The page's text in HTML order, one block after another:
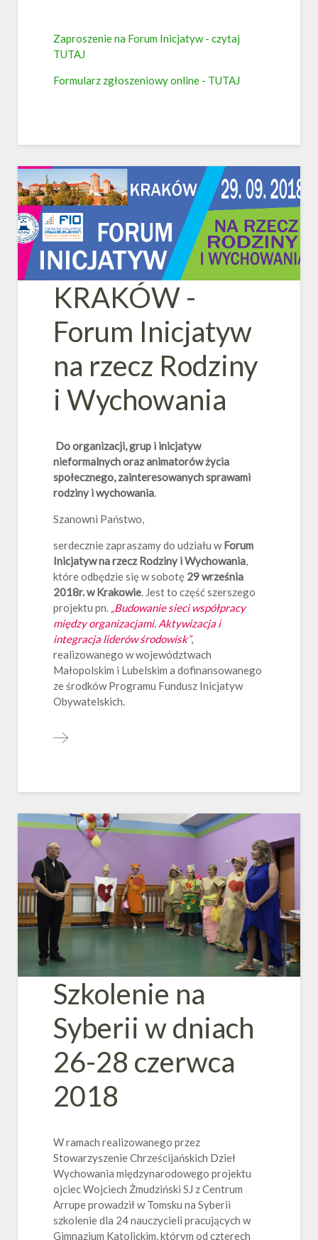
Zaproszenie na Forum Inicjatyw - czytaj
TUTAJ
Formularz zgłoszeniowy online - TUTAJ
KRAKÓW -
Forum Inicjatyw
na rzecz Rodziny
i Wychowania
Do organizacji, grup i inicjatyw
nieformalnych oraz animatorów życia
społecznego, zainteresowanych sprawami
rodziny i wychowania
Szanowni Państwo,
serdecznie zapraszamy do udziału wForum
Inicjatyw na rzecz Rodziny i Wychowania
które odbędzie się w sobotę 29 września
2018r. w Krakowie . Jest to część szerszego
projektu pn.
Budowanie sieci współpracy
między organizacjami. Aktywizacja i
integracja liderów środowisk”,
realizowanego w województwach
Małopolskim i Lubelskim a dofinansowanego
ze środków Programu Fundusz Inicjatyw
Obywatelskich.
Szkolenie na
Syberii w dniach
26-28 czerwca
2018
W ramach realizowanego przez
Stowarzyszenie Chrześcijańskich Dzieł
Wychowania międzynarodowego projektu
ojciec Wojciech Żmudziński SJ z Centrum
Arrupe prowadził w Tomsku na Syberii
szkolenie dla 24 nauczycieli pracujących w
Gimnazjum Katolickim, którym od czterech